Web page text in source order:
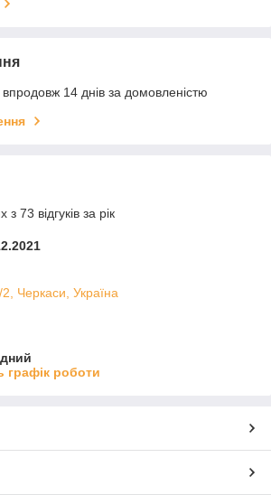
14 днів за домовленістю
73 відгуків за рік
Черкаси, Україна
графік роботи